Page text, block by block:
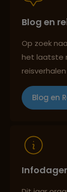
Best
Reizen
Blog en
Op zoek
het laatste
Blog en